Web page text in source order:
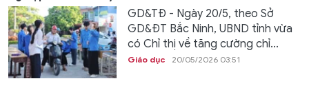
GD&TĐ - Ngày 20/5, theo Sở
GD&ĐT Bắc Ninh, UBND tỉnh vừa
có Chỉ thị về tăng cường chỉ...
Giáo dục 20/05/2026 03:51